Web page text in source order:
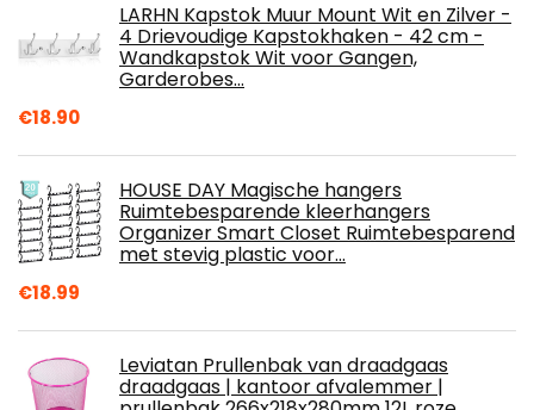
LARHN Kapstok Muur Mount Wit en Zilver -
4 Drievoudige Kapstokhaken - 42 cm -
Wandkapstok Wit voor Gangen,
Garderobes…
€18.90
HOUSE DAY Magische hangers
Ruimtebesparende kleerhangers
Organizer Smart Closet Ruimtebesparend
met stevig plastic voor…
€18.99
Leviatan Prullenbak van draadgaas
draadgaas | kantoor afvalemmer |